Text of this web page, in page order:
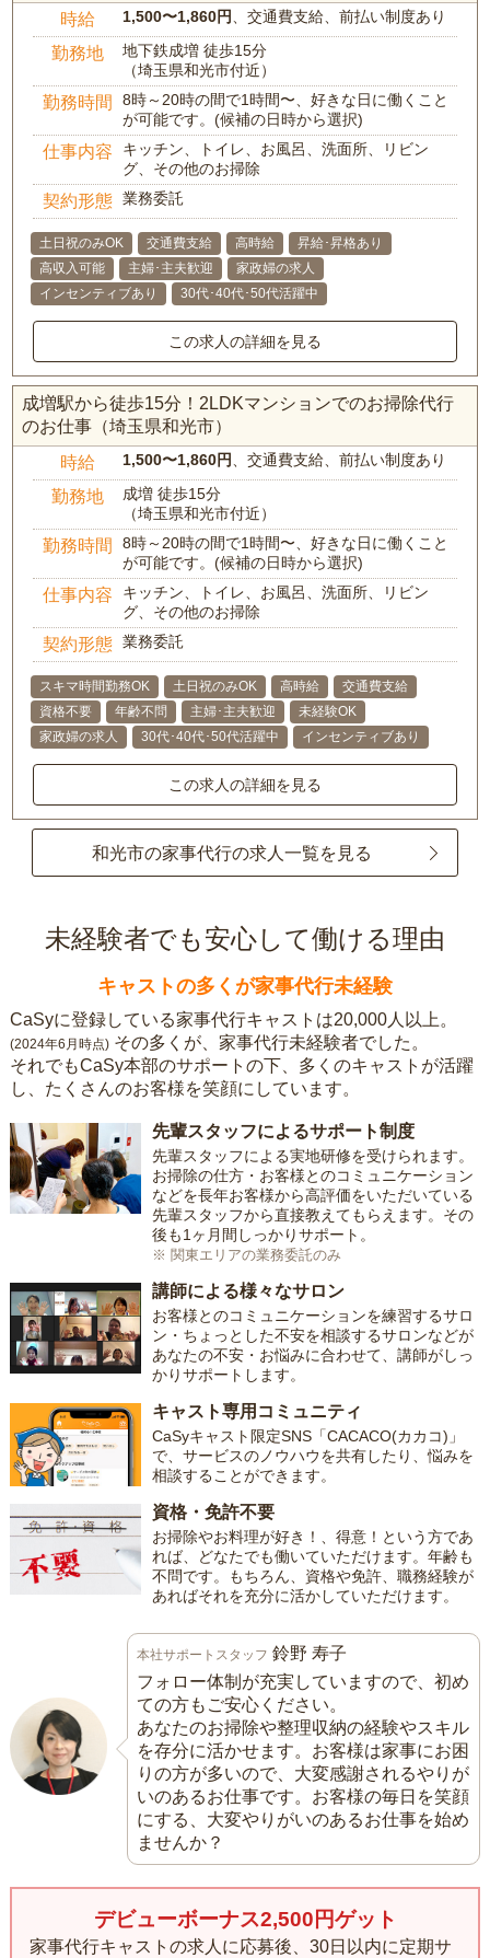
時給 1,500〜1,860円 、交通費支給、前払い制度あり
勤務地
地下鉄成増 徒歩15分
（埼玉県和光市付近）
勤務時間
8時～20時の間で1時間〜、好きな日に働くこと
が可能です。(候補の日時から選択)
仕事内容
キッチン、トイレ、お風呂、洗面所、リビン
グ、その他のお掃除
契約形態 業務委託
土日祝のみOK 交通費支給 高時給
昇給･昇格あり
高収入可能
主婦･主夫歓迎
家政婦の求人
インセンティブあり
30代･40代･50代活躍中
この求人の詳細を見る
成増駅から徒歩15分！2LDKマンションでのお掃除代行
のお仕事（埼玉県和光市）
時給 1,500〜1,860円 、交通費支給、前払い制度あり
勤務地
成増 徒歩15分
（埼玉県和光市付近）
勤務時間
8時～20時の間で1時間〜、好きな日に働くこと
が可能です。(候補の日時から選択)
仕事内容
キッチン、トイレ、お風呂、洗面所、リビン
グ、その他のお掃除
契約形態 業務委託
スキマ時間勤務OK 土日祝のみOK 高時給
交通費支給
資格不要
年齢不問 主婦･主夫歓迎
未経験OK
家政婦の求人
30代･40代･50代活躍中 インセンティブあり
この求人の詳細を見る
和光市の家事代行の求人一覧を見る
未経験者でも安心して働ける理由
キャストの多くが家事代行未経験
CaSyに登録している家事代行キャストは20,000人以上。
(2024年6月時点) その多くが、家事代行未経験者でした。
それでもCaSy本部のサポートの下、多くのキャストが活躍
し、たくさんのお客様を笑顔にしています。
先輩スタッフによるサポート制度
先輩スタッフによる実地研修を受けられます。
お掃除の仕方・お客様とのコミュニケーション
などを長年お客様から高評価をいただいている
先輩スタッフから直接教えてもらえます。その
後も1ヶ月間しっかりサポート。
※ 関東エリアの業務委託のみ
講師による様々なサロン
お客様とのコミュニケーションを練習するサロ
ン・ちょっとした不安を相談するサロンなどが
あなたの不安・お悩みに合わせて、講師がしっ
かりサポートします。
キャスト専用コミュニティ
CaSyキャスト限定SNS「CACACO(カカコ)」
で、サービスのノウハウを共有したり、悩みを
相談することができます。
資格・免許不要
お掃除やお料理が好き！、得意！という方であ
れば、どなたでも働いていただけます。年齢も
不問です。もちろん、資格や免許、職務経験が
あればそれを充分に活かしていただけます。
本社サポートスタッフ 鈴野 寿子
フォロー体制が充実していますので、初め
ての方もご安心ください。
あなたのお掃除や整理収納の経験やスキル
を存分に活かせます。お客様は家事にお困
りの方が多いので、大変感謝されるやりが
いのあるお仕事です。お客様の毎日を笑顔
にする、大変やりがいのあるお仕事を始め
ませんか？
デビューボーナス2,500円ゲット
家事代行キャストの求人に応募後、30日以内に定期サ